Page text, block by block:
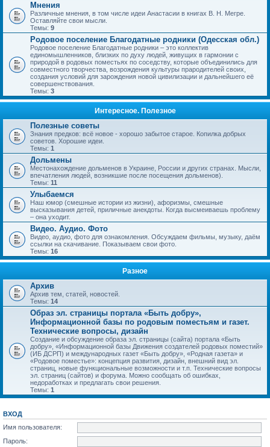
Мнения
Различные мнения, в том числе идеи Анастасии в книгах В. Н. Мегре.
Оставляйте свои мысли.
Темы: 9
Родовое поселение Благодатные родники (Одесская обл.)
Родовое поселение Благодатные родники – это коллектив
единомышленников, близких по духу людей, живущих в гармонии с
природой в родовых поместьях по соседству, которые объединились для
совместного творчества, возрождения культуры прародителей своих,
создания условий для зарождения новой цивилизации и дальнейшего её
совершенствования.
Темы: 3
Интересное. Полезное
Полезные советы
Знания предков: всё новое - хорошо забытое старое. Копилка добрых
советов. Хорошие идеи.
Темы: 1
Дольмены
Местонахождение дольменов в Украине, России и других странах. Мысли,
впечатления людей, возникшие после посещения дольменов).
Темы: 11
Улыбаемся
Наш юмор (смешные истории из жизни), афоризмы, смешные
высказывания детей, приличные анекдоты. Когда высмеиваешь проблему
– она уходит.
Видео. Аудио. Фото
Видео, аудио, фото для ознакомления. Обсуждаем фильмы, музыку, даём
ссылки на скачивание. Показываем свои фото.
Темы: 16
Разное
Архив
Архив тем, статей, новостей.
Темы: 14
Образ эл. страницы портала «Быть добру»,
Информационной базы по родовым поместьям и газет.
Технические вопросы, дизайн
Создание и обсуждение образа эл. страницы (сайта) портала «Быть
добру», «Информационной базы Движения создателей родовых поместий»
(ИБ ДСРП) и международных газет «Быть добру», «Родная газета» и
«Родовое поместье»: концепция развития, дизайн, внешний вид эл.
страниц, новые функциональные возможности и т.п. Технические вопросы
эл. страниц (сайтов) и форума. Можно сообщать об ошибках,
недоработках и предлагать свои решения.
Темы: 1
ВХОД
Имя пользователя:
Пароль: